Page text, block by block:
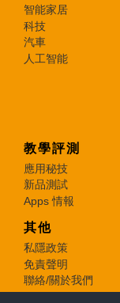
智能家居
科技
汽車
人工智能
教學評測
應用秘技
新品測試
Apps 情報
其他
私隱政策
免責聲明
聯絡/關於我們